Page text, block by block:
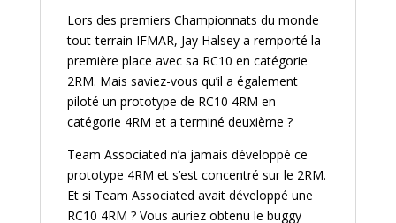
Lors des premiers Championnats du monde
tout-terrain IFMAR, Jay Halsey a remporté la
première place avec sa RC10 en catégorie
2RM. Mais saviez-vous qu’il a également
piloté un prototype de RC10 4RM en
catégorie 4RM et a terminé deuxième ?
Team Associated n’a jamais développé ce
prototype 4RM et s’est concentré sur le 2RM.
Et si Team Associated avait développé une
RC10 4RM ? Vous auriez obtenu le buggy